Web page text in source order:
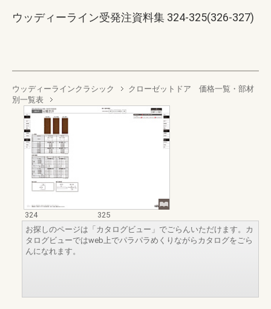
ウッディーライン受発注資料集 324-325(326-327)
ウッディーラインクラシック
クローゼットドア 価格一覧・部材
別一覧表
324
325
お探しのページは「カタログビュー」でごらんいただけます。カ
タログビューではweb上でパラパラめくりながらカタログをごら
んになれます。